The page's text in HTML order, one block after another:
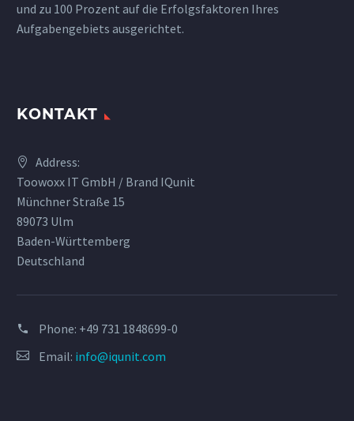
und zu 100 Prozent auf die Erfolgsfaktoren Ihres
Aufgabengebiets ausgerichtet.
KONTAKT
Address:
Toowoxx IT GmbH / Brand IQunit
Münchner Straße 15
89073 Ulm
Baden-Württemberg
Deutschland
Phone: +49 731 1848699-0
Email: info@iqunit.com